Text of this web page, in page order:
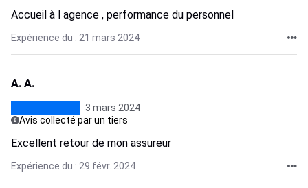
Accueil à l agence , performance du personnel
Expérience du : 21 mars 2024
A. A.
3 mars 2024
Avis collecté par un tiers
Excellent retour de mon assureur
Expérience du : 29 févr. 2024